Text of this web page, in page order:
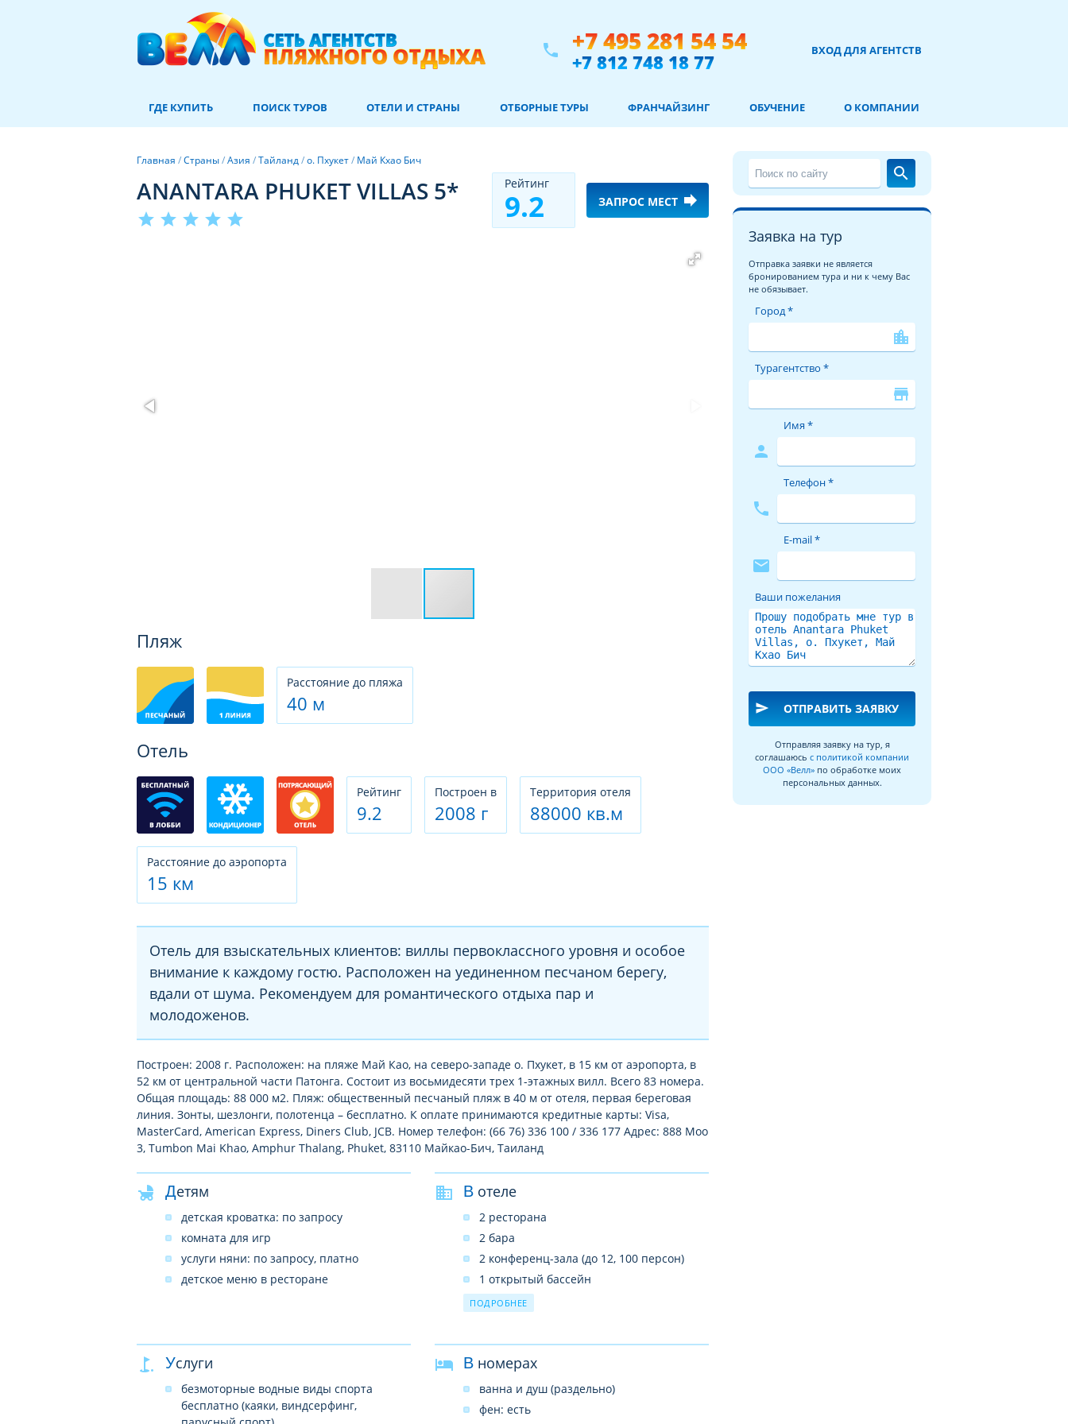
phone +7 495 281 54 54
+7 812 748 18 77 ВХОД ДЛЯ АГЕНТСТВ
ГДЕ КУПИТЬ ПОИСК ТУРОВ ОТЕЛИ И СТРАНЫ ОТБОРНЫЕ ТУРЫ ФРАНЧАЙЗИНГ ОБУЧЕНИЕ О КОМПАНИИ
Главная /Страны/Азия /Тайланд/о. Пхукет/ Май Кхао Бич
ANANTARA PHUKET VILLAS 5*
star star star star star
Рeйтинг
9.2 ЗАПРОС МЕСТ forward
Пляж
Расстояние до пляжа
40 м
Отель
Рeйтинг
9.2
Построен в
2008 г
Территория отеля
88000 кв.м
Расстояние до аэропорта
15 км
Отель для взыскательных клиентов: виллы первоклассного уровня и особое
внимание к каждому гостю. Расположен на уединенном песчаном берегу,
вдали от шума. Рекомендуем для романтического отдыха пар и
молодоженов.
Построен: 2008 г. Расположен: на пляже Май Као, на северо-западе о. Пхукет, в 15 км от аэропорта, в
52 км от центральной части Патонга. Состоит из восьмидесяти трех 1-этажных вилл. Всего 83 номера.
Общая площадь: 88 000 м2. Пляж: общественный песчаный пляж в 40 м от отеля, первая береговая
линия. Зонты, шезлонги, полотенца – бесплатно. К оплате принимаются кредитные карты: Visa,
MasterCard, American Express, Diners Club, JCB. Номер телефон: (66 76) 336 100 / 336 177 Адрес: 888 Moo
3, Tumbon Mai Khao, Amphur Thalang, Phuket, 83110 Майкао-Бич, Таиланд
Детям
детская кроватка: по запросу
комната для игр
услуги няни: по запросу, платно
детское меню в ресторане
В отеле
2 ресторана
2 бара
2 конференц-зала (до 12, 100 персон)
1 открытый бассейн
3 теннисных корта (с жестким
покрытием)
прачечная
бизнес-центр
беспроводной интернет в лобби
ПОДРОБНЕЕ
Услуги
безмоторные водные виды спорта
бесплатно (каяки, виндсерфинг,
В номерах
ванна и душ (раздельно)
фен: есть
search
Заявка на тур
Отправка заявки не является
бронированием тура и ни к чему Вас
не обязывает.
Город *
location_city
Турагентство *
store
person
Имя *
phone
Телефон *
mail
E-mail *
Ваши пожелания
send ОТПРАВИТЬ ЗАЯВКУ
Отправляя заявку на тур, я
соглашаюсь с политикой компании
ООО «Велл» по обработке моих
персональных данных.